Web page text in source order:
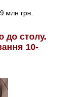
млн грн.
до столу.
10-